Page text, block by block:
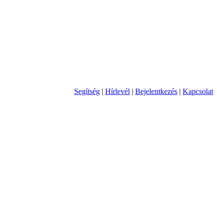
Segítség | Hírlevél | Bejelentkezés | Kapcsolat